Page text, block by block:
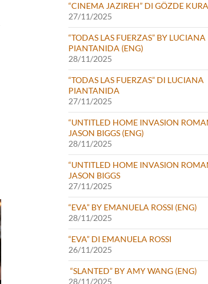
“CINEMA JAZIREH” DI GÖZDE
27/11/2025
“TODAS LAS FUERZAS” BY LUCIANA
PIANTANIDA (ENG)
28/11/2025
“TODAS LAS FUERZAS” DI LUCIANA
PIANTANIDA
27/11/2025
“UNTITLED HOME INVASION
JASON BIGGS (ENG)
28/11/2025
“UNTITLED HOME INVASION
JASON BIGGS
27/11/2025
“EVA” BY EMANUELA ROSSI (ENG)
28/11/2025
“EVA” DI EMANUELA ROSSI
26/11/2025
“SLANTED” BY AMY WANG (ENG)
28/11/2025